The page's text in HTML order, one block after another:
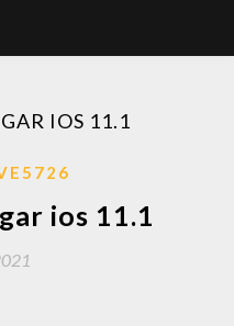
IOS 11.1
ios 11.1